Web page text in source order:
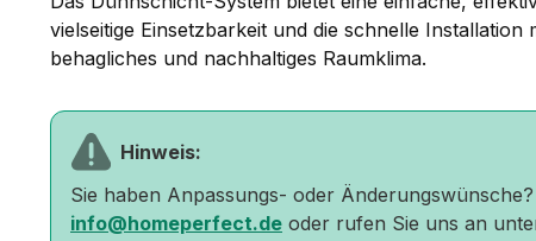
vielseitige Einsetzbarkeit und die schnelle
behagliches und nachhaltiges Raumklima.
Hinweis:
Sie haben Anpassungs- oder
info@homeperfect.de oder rufen Sie uns an